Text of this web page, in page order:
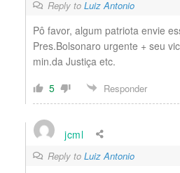
Reply to Luiz Antonio
Pô favor, algum patriota envie
Pres.Bolsonaro urgente + seu
min.da Justiça etc.
5
Responder
jcml
Reply to Luiz Antonio